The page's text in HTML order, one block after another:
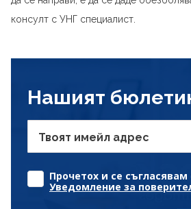
консулт с УНГ специалист.
Нашият
Твоят имейл адрес
Прочетох и се съгласявам
Уведомление за